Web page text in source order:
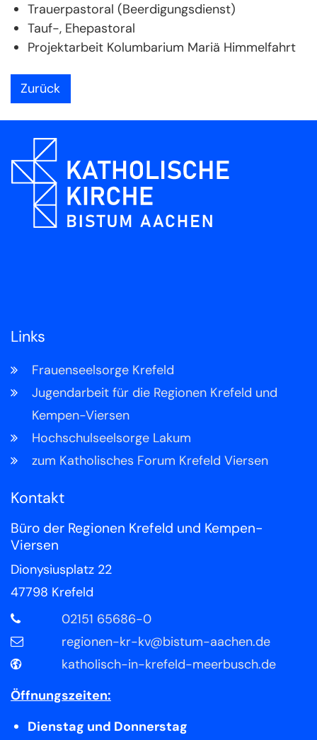
Trauerpastoral (Beerdigungsdienst)
Tauf-, Ehepastoral
Projektarbeit Kolumbarium Mariä Himmelfahrt
Zurück
Links
Frauenseelsorge Krefeld
Jugendarbeit für die Regionen Krefeld und
Kempen-Viersen
Hochschulseelsorge Lakum
zum Katholisches Forum Krefeld Viersen
Kontakt
Büro der Regionen Krefeld und Kempen-
Viersen
Dionysiusplatz 22
47798 Krefeld
02151 65686-0
regionen-kr-kv@bistum-aachen.de
katholisch-in-krefeld-meerbusch.de
Öffnungszeiten:
Dienstag und Donnerstag